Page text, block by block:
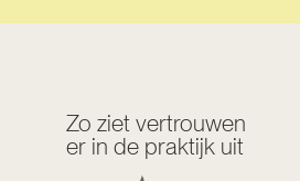
Zo ziet vertrouwen
er in de praktijk uit